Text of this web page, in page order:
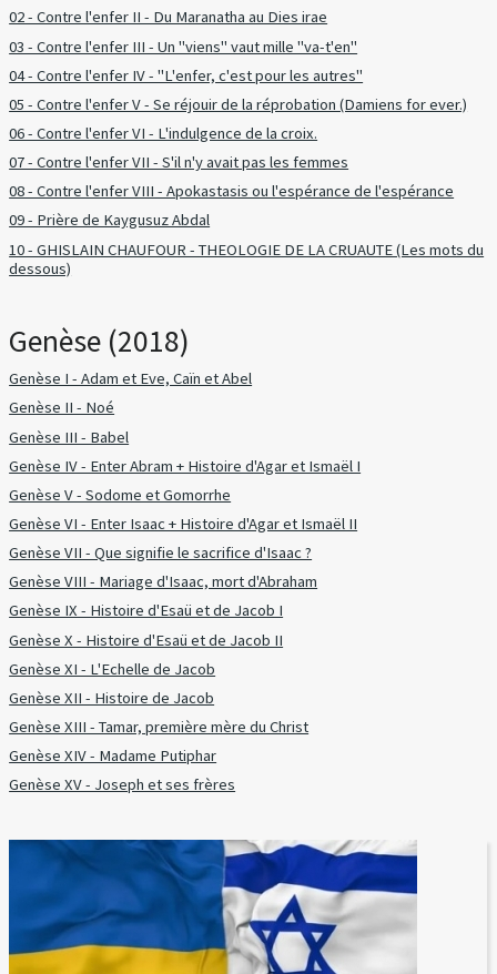
02 - Contre l'enfer II - Du Maranatha au Dies irae
03 - Contre l'enfer III - Un "viens" vaut mille "va-t'en"
04 - Contre l'enfer IV - "L'enfer, c'est pour les autres"
05 - Contre l'enfer V - Se réjouir de la réprobation (Damiens for ever.)
06 - Contre l'enfer VI - L'indulgence de la croix.
07 - Contre l'enfer VII - S'il n'y avait pas les femmes
08 - Contre l'enfer VIII - Apokastasis ou l'espérance de l'espérance
09 - Prière de Kaygusuz Abdal
10 - GHISLAIN CHAUFOUR - THEOLOGIE DE LA CRUAUTE (Les mots du
dessous)
Genèse (2018)
Genèse I - Adam et Eve, Caïn et Abel
Genèse II - Noé
Genèse III - Babel
Genèse IV - Enter Abram + Histoire d'Agar et Ismaël I
Genèse V - Sodome et Gomorrhe
Genèse VI - Enter Isaac + Histoire d'Agar et Ismaël II
Genèse VII - Que signifie le sacrifice d'Isaac ?
Genèse VIII - Mariage d'Isaac, mort d'Abraham
Genèse IX - Histoire d'Esaü et de Jacob I
Genèse X - Histoire d'Esaü et de Jacob II
Genèse XI - L'Echelle de Jacob
Genèse XII - Histoire de Jacob
Genèse XIII - Tamar, première mère du Christ
Genèse XIV - Madame Putiphar
Genèse XV - Joseph et ses frères